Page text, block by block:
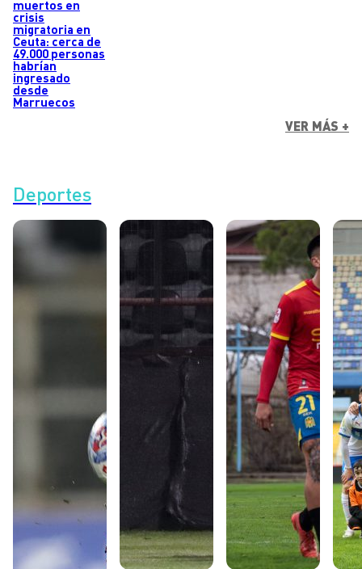
muertos en
crisis
migratoria en
Ceuta: cerca de
49.000 personas
habrían
ingresado
desde
Marruecos
VER MÁS +
Deportes